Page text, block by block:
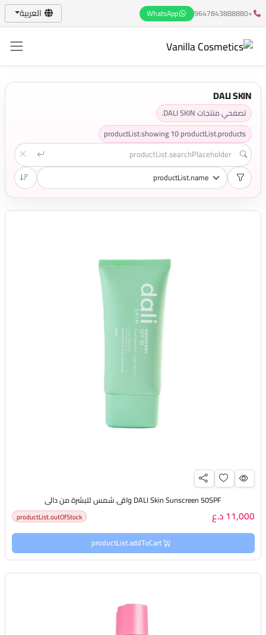
+9647843888880
WhatsApp العربية
DALI SKIN
تصفحي منتجات DALI SKIN.
productList.showing10productList.products
DALI Skin Sunscreen 50SPF واقي شمس للبشرة من دالي
11,000 د.ع productList.outOfStock
productList.addToCart